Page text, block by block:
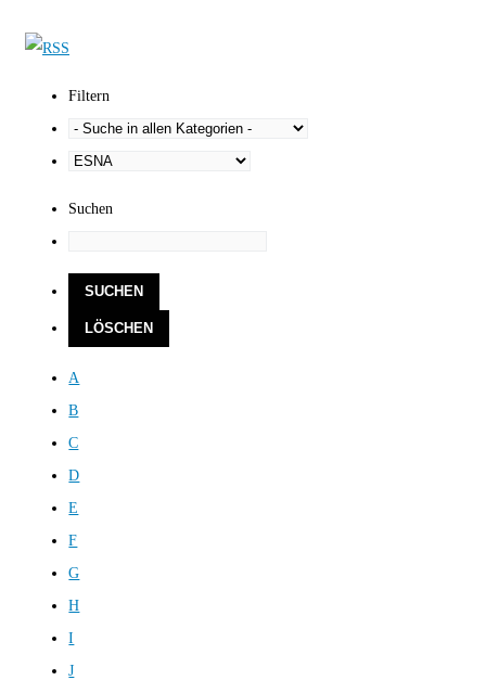
Filtern
Suchen
A
B
C
D
E
F
G
H
I
J